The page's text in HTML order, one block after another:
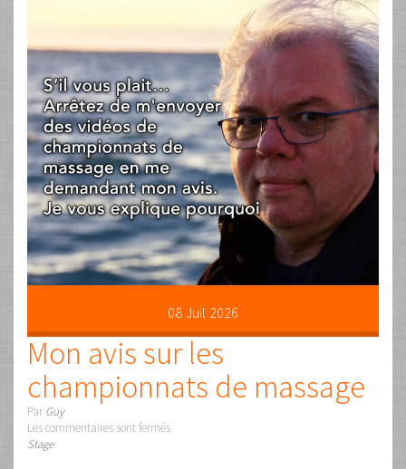
08 Juil 2026
Mon avis sur les
championnats de massage
Par Guy
Les commentaires sont fermés
Stage